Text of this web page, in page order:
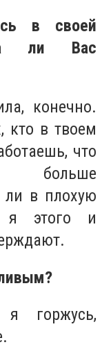
в своей
ли Вас
конечно.
кто в твоем
что
больше
ли в плохую
я этого и
горжусь,